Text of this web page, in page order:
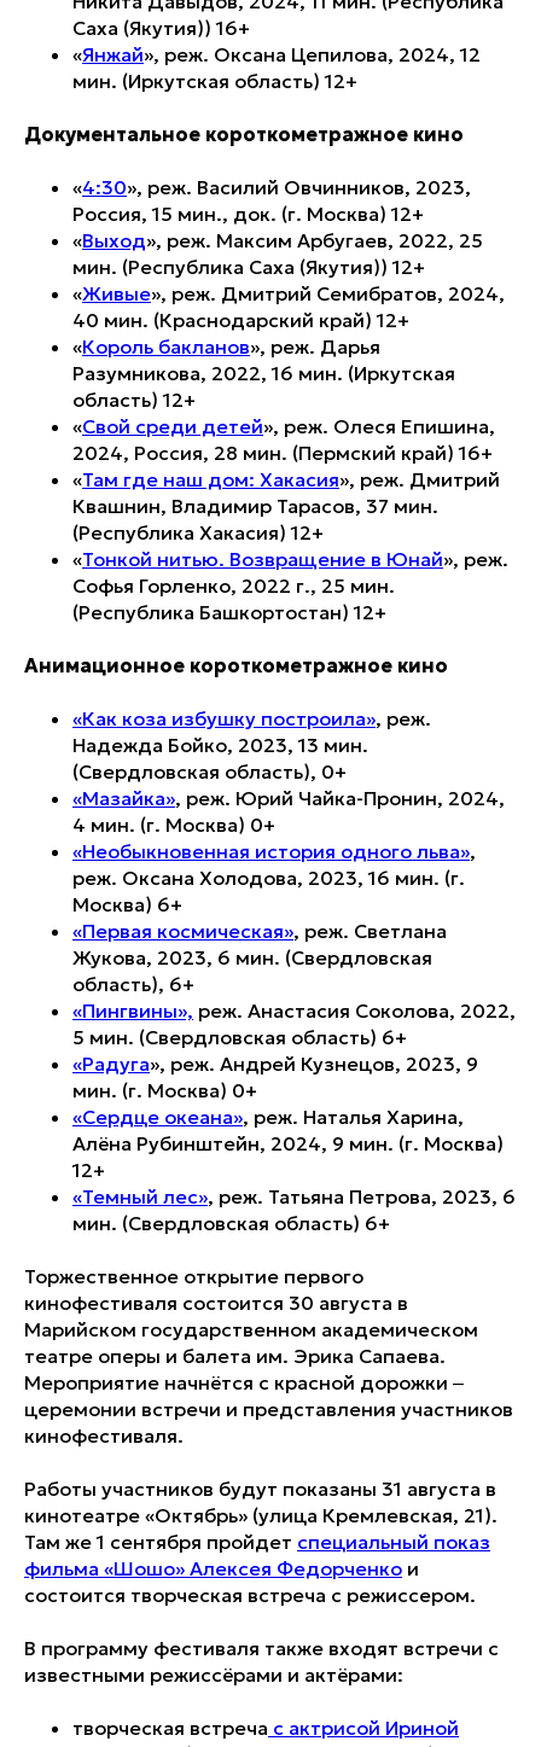
Саха (Якутия)) 16+
«Янжай», реж. Оксана Цепилова, 2024, 12
мин. (Иркутская область) 12+
Документальное короткометражное кино
«4:30», реж. Василий Овчинников, 2023,
Россия, 15 мин., док. (г. Москва) 12+
«Выход», реж. Максим Арбугаев, 2022, 25
мин. (Республика Саха (Якутия)) 12+
«Живые», реж. Дмитрий Семибратов, 2024,
40 мин. (Краснодарский край) 12+
«Король бакланов», реж. Дарья
Разумникова, 2022, 16 мин. (Иркутская
область) 12+
«Свой среди детей», реж. Олеся Епишина,
2024, Россия, 28 мин. (Пермский край) 16+
«Там где наш дом: Хакасия», реж. Дмитрий
Квашнин, Владимир Тарасов, 37 мин.
(Республика Хакасия) 12+
«Тонкой нитью. Возвращение в Юнай», реж.
Софья Горленко, 2022 г., 25 мин.
(Республика Башкортостан) 12+
Анимационное короткометражное кино
«Как коза избушку построила», реж.
Надежда Бойко, 2023, 13 мин.
(Свердловская область), 0+
«Мазайка», реж. Юрий Чайка-Пронин, 2024,
4 мин. (г. Москва) 0+
«Необыкновенная история одного льва»,
реж. Оксана Холодова, 2023, 16 мин. (г.
Москва) 6+
«Первая космическая», реж. Светлана
Жукова, 2023, 6 мин. (Свердловская
область), 6+
«Пингвины», реж. Анастасия Соколова, 2022,
5 мин. (Свердловская область) 6+
«Радуга», реж. Андрей Кузнецов, 2023, 9
мин. (г. Москва) 0+
«Сердце океана», реж. Наталья Харина,
Алёна Рубинштейн, 2024, 9 мин. (г. Москва)
12+
«Темный лес», реж. Татьяна Петрова, 2023, 6
мин. (Свердловская область) 6+
Торжественное открытие первого
кинофестиваля состоится 30 августа в
Марийском государственном академическом
театре оперы и балета им. Эрика Сапаева.
Мероприятие начнётся с красной дорожки ‒
церемонии встречи и представления участников
кинофестиваля.
Работы участников будут показаны 31 августа в
кинотеатре «Октябрь» (улица Кремлевская, 21).
Там же 1 сентября пройдет специальный показ
фильма «Шошо» Алексея Федорченко и
состоится творческая встреча с режиссером.
В программу фестиваля также входят встречи с
известными режиссёрами и актёрами:
творческая встреча с актрисой Ириной